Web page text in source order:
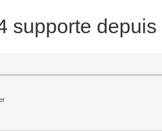
supporte